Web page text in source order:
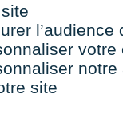
site